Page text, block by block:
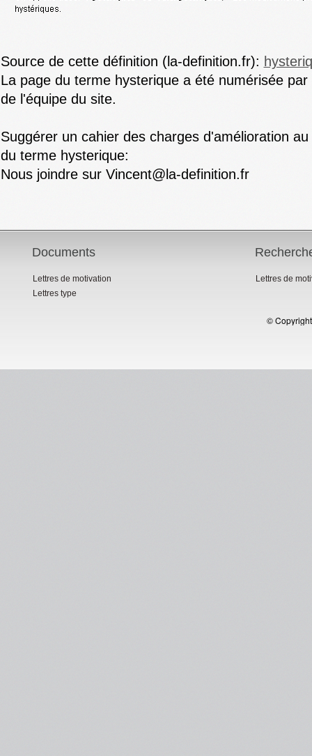
Source de cette définition (la-definition.fr):
La page du terme hysterique a été numérisée
de l'équipe du site.
Suggérer un cahier des charges d'amélioration
du terme hysterique:
Nous joindre sur Vincent@la-definition.fr
Documents
Lettres de motivation
Lettres type
Lettres de
©